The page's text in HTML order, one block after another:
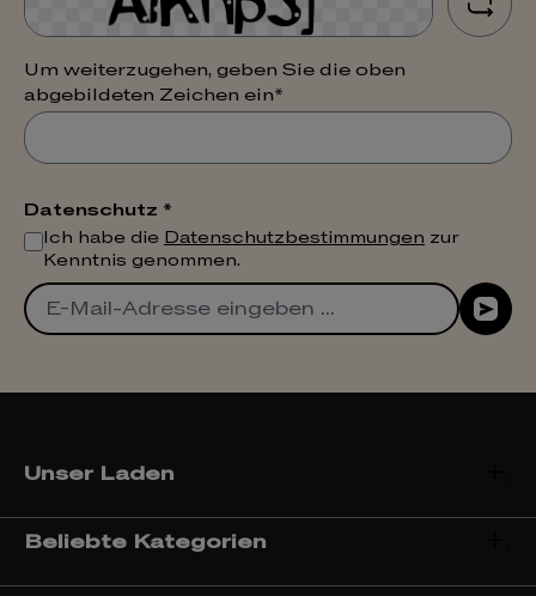
Um weiterzugehen, geben Sie die oben
abgebildeten Zeichen ein*
Datenschutz *
Ich habe die Datenschutzbestimmungen zur
Kenntnis genommen.
Unser Laden
Beliebte Kategorien